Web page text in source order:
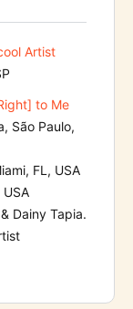
Artist
to Me
São Paulo,
FL, USA
Dainy Tapia.